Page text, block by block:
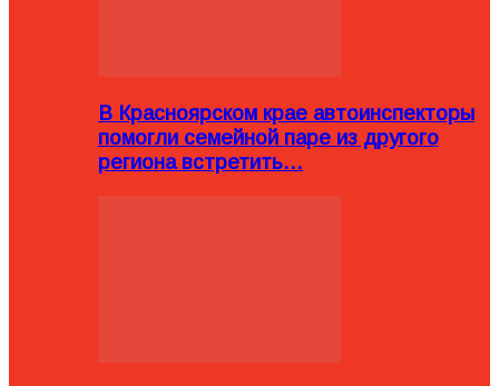
В Красноярском крае автоинспекторы
помогли семейной паре из другого
региона встретить…